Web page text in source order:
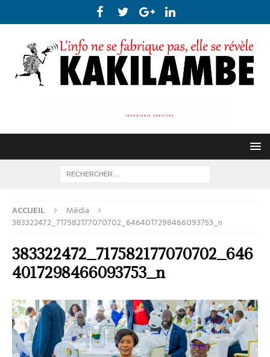
ACCUEIL
Média
383322472_717582177070702_6464017298466093753_n
383322472_717582177070702_646
4017298466093753_n